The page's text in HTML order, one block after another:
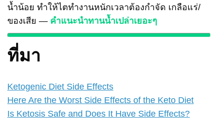
น้ำน้อย ทำให้ไตทำงานหนักเวลาต้องกำจัด เกลือแร่/
ของเสีย — คำแนะนำทานน้ำเปล่าเยอะๆ
ที่มา
Ketogenic Diet Side Effects
Here Are the Worst Side Effects of the Keto Diet
Is Ketosis Safe and Does It Have Side Effects?